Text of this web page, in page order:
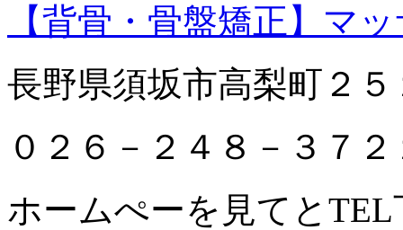
【背骨・骨盤矯正】マ
長野県須坂市高梨町２
０２６－２４８－３７２
ホームぺーを見てとTEL